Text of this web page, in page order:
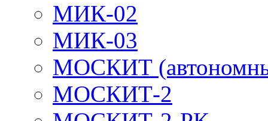
МИК-02
МИК-03
МОСКИТ
МОСКИТ-2